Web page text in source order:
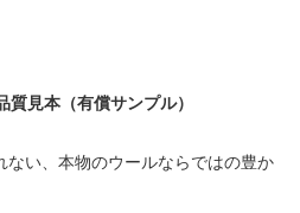
見本（有償サンプル）
ない、本物のウールならではの豊か